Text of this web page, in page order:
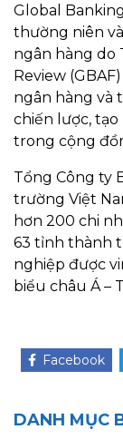
Global
thường niên
ngân hàng do
Review
ngân hàng và
chiến lược,
trong cộng
Tổng Công ty
trường Việt
hơn 200 chi
63 tỉnh thành
nghiệp được
biểu châu Á –
Facebook
DANH MỤC